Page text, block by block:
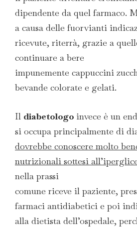
dipendente da quel farmaco.
a causa delle fuorvianti
ricevute, riterrà, grazie a
continuare a bere
impunemente cappuccini
bevande colorate e gelati.
Il diabetologo invece è un
si occupa principalmente di
dovrebbe conoscere molto
nutrizionali sottesi
nella prassi
comune riceve il paziente,
farmaci antidiabetici e poi
alla dietista dell’ospedale,